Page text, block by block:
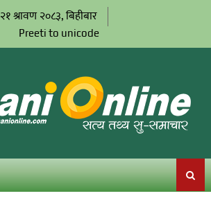
२१ श्रावण २०८३, बिहीबार
Preeti to unicode